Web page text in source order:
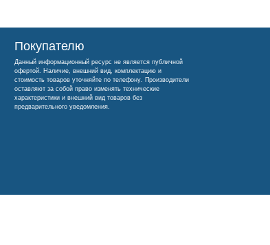
Покупателю
Данный информационный ресурс не является публичной
офертой. Наличие, внешний вид, комплектацию и
стоимость товаров уточняйте по телефону. Производители
оставляют за собой право изменять технические
характеристики и внешний вид товаров без
предварительного уведомления.